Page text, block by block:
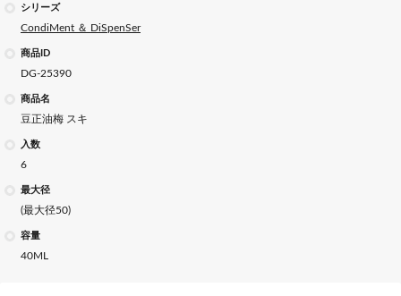
シリーズ
CondiMent ＆ DiSpenSer
商品ID
DG-25390
商品名
豆正油梅 スキ
入数
6
最大径
(最大径50)
容量
40ML